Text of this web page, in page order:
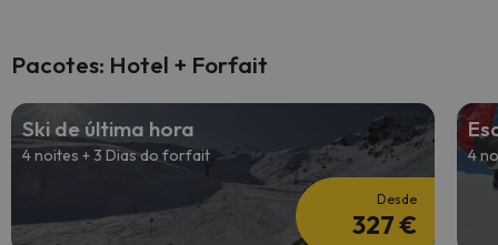
Pacotes: Hotel + Forfait
Ski de última hora
4 noites + 3 Dias do forfait
Desde
327 €
4